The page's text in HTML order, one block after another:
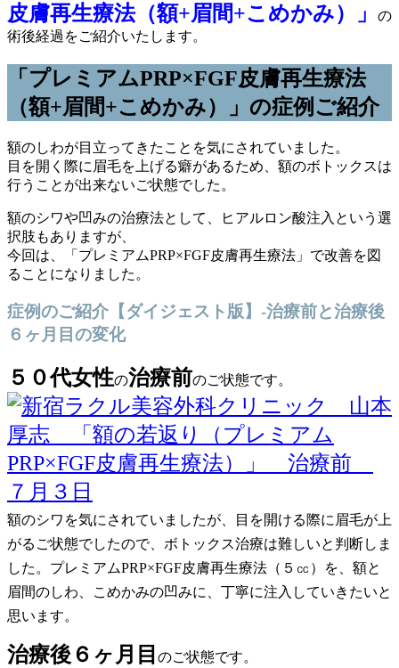
皮膚再生療法（額+眉間+こめかみ）」
の
術後経過をご紹介いたします。
「プレミアムPRP×FGF皮膚再生療法
（額+眉間+こめかみ）」の症例ご紹介
額のしわが目立ってきたことを気にされていました。
目を開く際に眉毛を上げる癖があるため、額のボトックスは
行うことが出来ないご状態でした。
額のシワや凹みの治療法として、ヒアルロン酸注入という選
択肢もありますが、
今回は、「プレミアムPRP×FGF皮膚再生療法」で改善を図
ることになりました。
症例のご紹介【ダイジェスト版】-治療前と治療後
６ヶ月目の変化
５０代女性の治療前のご状態です。
額のシワを気にされていましたが、目を開ける際に眉毛が上
がるご状態でしたので、ボトックス治療は難しいと判断しま
した。プレミアムPRP×FGF皮膚再生療法（５㏄）を、額と
眉間のしわ、こめかみの凹みに、丁寧に注入していきたいと
思います。
治療後６ヶ月目 のご状態です。